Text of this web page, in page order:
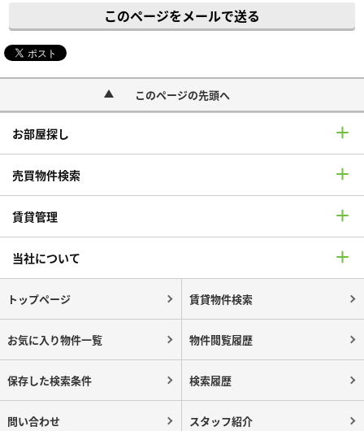
このページをメールで送る
このページの先頭へ
お部屋探し
売買物件検索
賃貸管理
当社について
トップページ 賃貸物件検索
お気に入り物件一覧 物件閲覧履歴
保存した検索条件 検索履歴
問い合わせ スタッフ紹介